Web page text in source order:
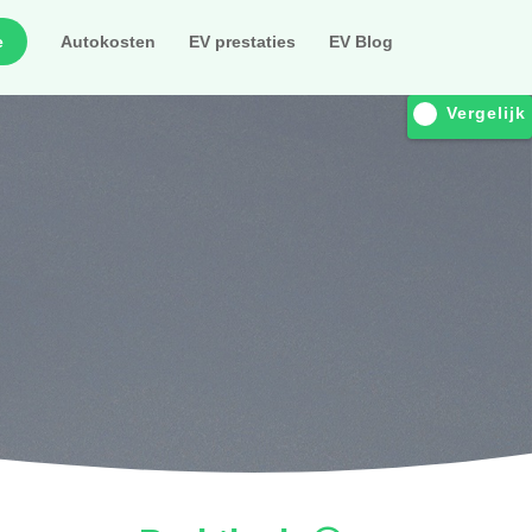
Autokosten EV prestaties EV Blog
Vergelijk